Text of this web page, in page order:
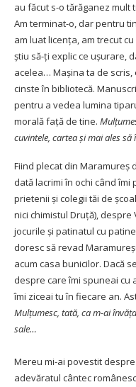
au făcut s-o tărăganez mult
Am terminat-o, dar pentru
am luat licența, am trecut
știu să-ți explic ce ușurare,
acelea… Mașina ta de
cinste în bibliotecă.
pentru a vedea lumina
morală față de tine.
cuvintele, cartea și mai ales
Fiind plecat din Maramureș
dată lacrimi în ochi când
prietenii și colegii tăi de
nici chimistul Druță),
jocurile și patinatul cu
doresc să revad
acum casa bunicilor. Dacă
despre care îmi spuneai cu
îmi ziceai tu în fiecare an.
Mulțumesc, tată, ca m-ai
sale…
Mereu mi-ai povestit
adevăratul cântec